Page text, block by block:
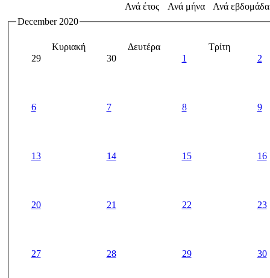
Ανά έτος Ανά μήνα
Ανά εβδομάδα
December 2020
Κυριακή Δευτέρα
Τρίτη
29
30 1 2
6 7 8 9
13 14 15 16
20 21 22 23
27 28 29 30